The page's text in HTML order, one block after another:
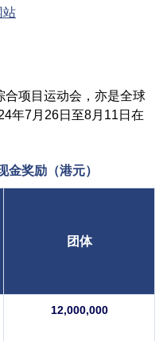
站
合项目运动会，亦是全球
年7月26日至8月11日在
金奖励 （港元）
团体
12,000,000